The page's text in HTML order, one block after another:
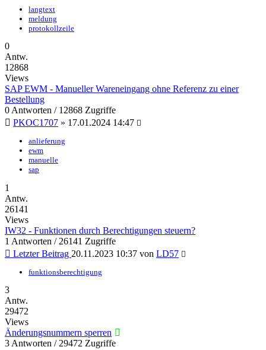
langtext
meldung
protokollzeile
0
Antw.
12868
Views
SAP EWM - Manueller Wareneingang ohne Referenz zu einer
Bestellung
0 Antworten / 12868 Zugriffe
PKOC1707 » 17.01.2024 14:47
anlieferung
ewm
manuelle
sap
1
Antw.
26141
Views
IW32 - Funktionen durch Berechtigungen steuern?
1 Antworten / 26141 Zugriffe
Letzter Beitrag 20.11.2023 10:37 von LD57
funktionsberechtigung
3
Antw.
29472
Views
Änderungsnummern sperren
3 Antworten / 29472 Zugriffe